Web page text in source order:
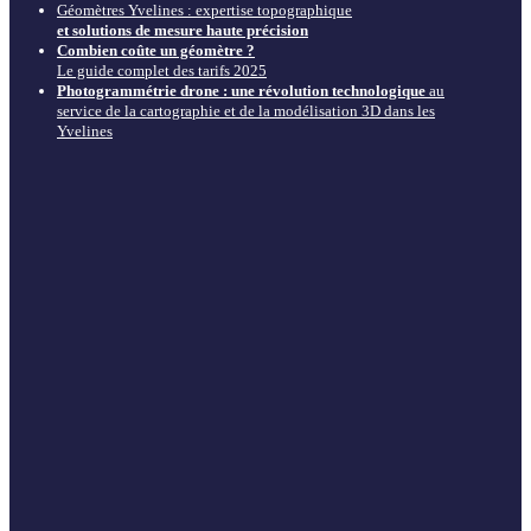
Géomètres Yvelines : expertise topographique
et solutions de mesure haute précision
Combien coûte un géomètre ?
Le guide complet des tarifs 2025
Photogrammétrie drone : une révolution technologique au
service de la cartographie et de la modélisation 3D dans les
Yvelines